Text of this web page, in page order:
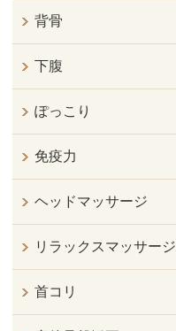
背骨
下腹
ぽっこり
免疫力
ヘッドマッサージ
リラックスマッサージ
首コリ